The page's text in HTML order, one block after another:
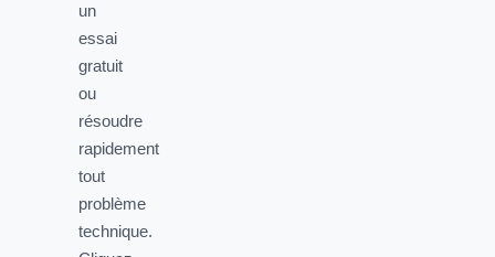
un
essai
gratuit
ou
résoudre
rapidement
tout
problème
technique.